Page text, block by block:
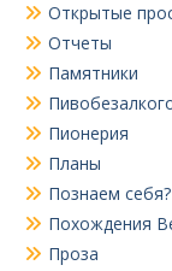
Открытые
Отчеты
Памятники
Пионерия
Планы
Познаем себя?
Похождения
Проза